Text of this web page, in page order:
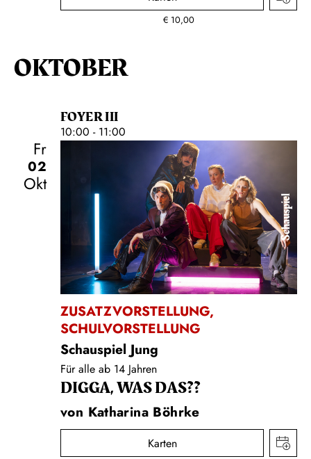
€ 10,00
OKTOBER
FOYER III
10:00 - 11:00
Fr
02
Okt
Schauspiel
ZUSATZVORSTELLUNG,
SCHULVORSTELLUNG
Schauspiel Jung
Für alle ab 14 Jahren
DIGGA, WAS DAS??
von Katharina Böhrke
Karten